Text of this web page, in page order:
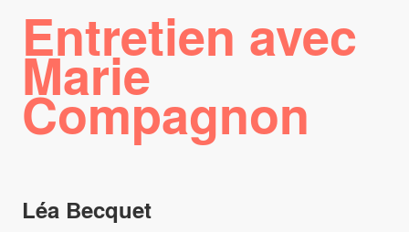
Entretien avec
Marie
Compagnon
Léa Becquet